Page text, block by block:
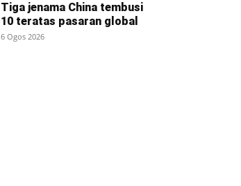
Tiga jenama China tembusi
10 teratas pasaran global
6 Ogos 2026